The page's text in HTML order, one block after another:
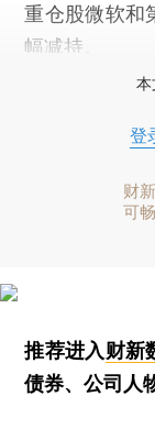
重仓股微软和
幅减持。
本
登
财
可
推荐进入财新
债券、公司人